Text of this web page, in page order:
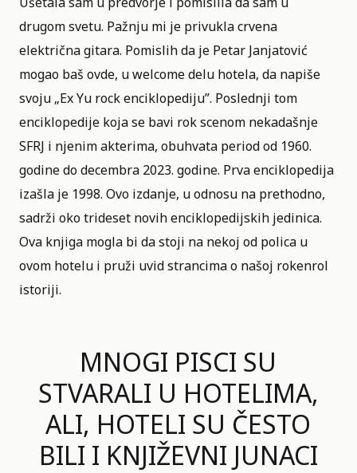
drugom svetu. Pažnju mi je privukla crvena
električna gitara. Pomislih da je Petar Janjatović
mogao baš ovde, u welcome delu hotela, da napiše
svoju „Ex Yu rock enciklopediju”. Poslednji tom
enciklopedije koja se bavi rok scenom nekadašnje
SFRJ i njenim akterima, obuhvata period od 1960.
godine do decembra 2023. godine. Prva enciklopedija
izašla je 1998. Ovo izdanje, u odnosu na prethodno,
sadrži oko trideset novih enciklopedijskih jedinica.
Ova knjiga mogla bi da stoji na nekoj od polica u
ovom hotelu i pruži uvid strancima o našoj rokenrol
istoriji.
MNOGI PISCI SU
STVARALI U HOTELIMA,
ALI, HOTELI SU ČESTO
BILI I KNJIŽEVNI JUNACI